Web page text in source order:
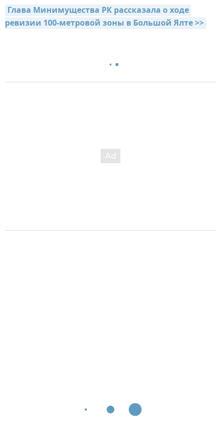
Глава Минимущества РК рассказала о ходе
ревизии 100-метровой зоны в Большой Ялте >>